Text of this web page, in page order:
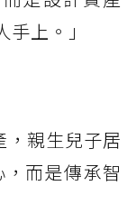
上。」
，親生兒子居
而是傳承智